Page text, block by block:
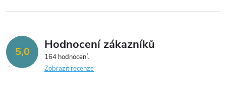
5,0 Hodnocení zákazníků
164 hodnocení
Zobrazit recenze